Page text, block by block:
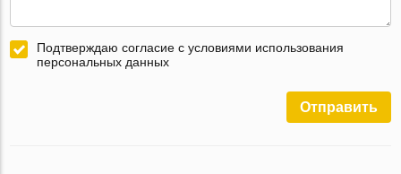
Подтверждаю согласие с условиями использования
персональных данных
Отправить